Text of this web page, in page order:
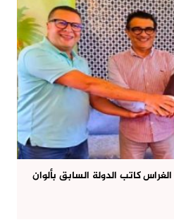
كاتب الدولة السابق بألوان